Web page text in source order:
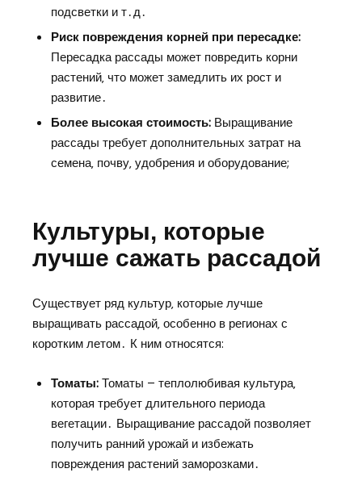
подсветки и т․д․
Риск повреждения корней при пересадке:
Пересадка рассады может повредить корни
растений‚ что может замедлить их рост и
развитие․
Более высокая стоимость:Выращивание
рассады требует дополнительных затрат на
семена‚ почву‚ удобрения и оборудование;
Культуры‚ которые
лучше сажать рассадой
Существует ряд культур‚ которые лучше
выращивать рассадой‚ особенно в регионах с
коротким летом․ К ним относятся:
Томаты:Томаты – теплолюбивая культура‚
которая требует длительного периода
вегетации․ Выращивание рассадой позволяет
получить ранний урожай и избежать
повреждения растений заморозками․